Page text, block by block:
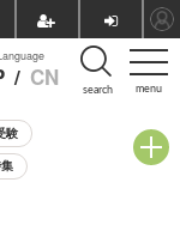
menu
/ CN search
験